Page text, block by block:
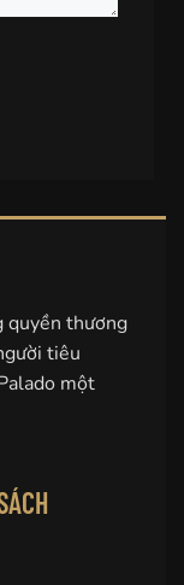
quyền thương
tiêu
một